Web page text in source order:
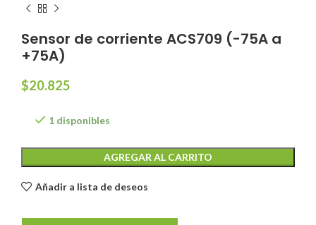
Sensor de corriente ACS709 (-75A a
+75A)
$20.825
1 disponibles
AGREGAR AL CARRITO
Añadir a lista de deseos